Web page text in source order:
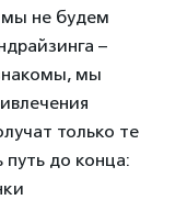
мы не будем
–
мы
только те
путь до конца: